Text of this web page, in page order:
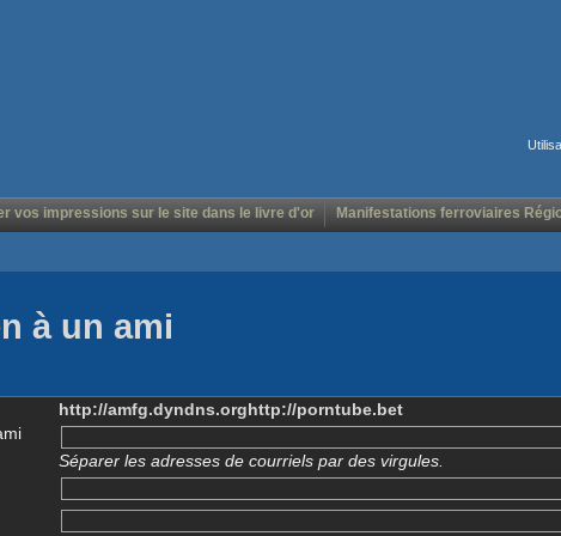
vos impressions sur le site dans le livre d'or Manifestations ferroviaires
à un ami
http://amfg.dyndns.orghttp://porntube.bet
Séparer les adresses de courriels par des virgules.